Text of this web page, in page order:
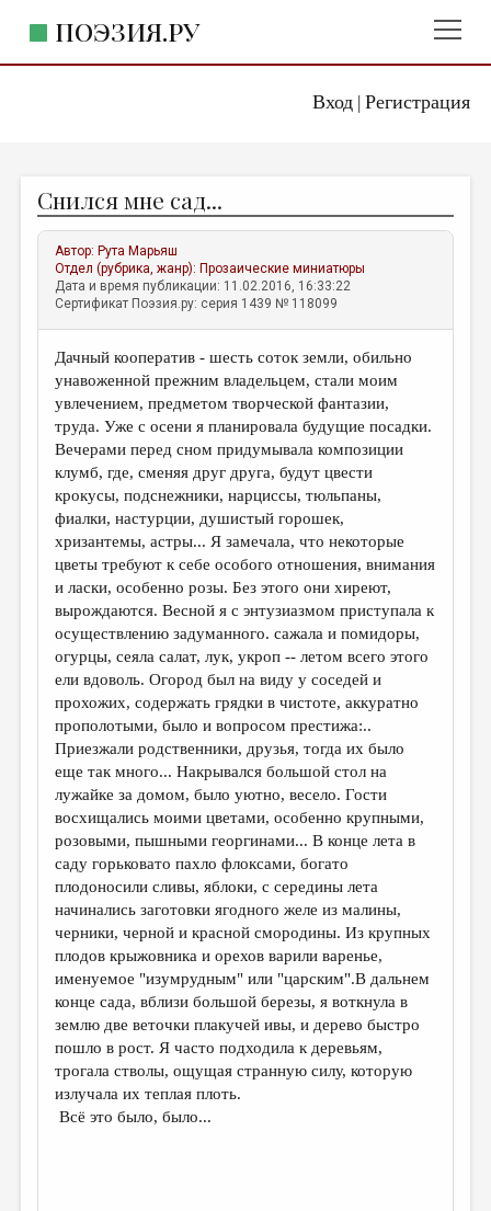
Вход| Регистрация
ПОЭЗИЯ.РУ
ЖАНРЫ
АВТОРЫ
КОММЕНТАРИИ
ЛИТСАЛОН
НОВОСТИ
ПРАВИЛА САЙТА
ОТДЕЛЫ И РУБРИКИ
ИЗБРАННОЕ
ДАЙДЖЕСТ
ПРОИЗВЕДЕНИЯ
ПЕРЕВОДЫ
КОНКУРСЫ
ДЕТСКАЯ КОМНАТА
КНИЖНАЯ ПОЛКА
ОБЗОР ЛИТЕРАТУРЫ
СТРАНИЦЫ ПАМЯТИ
ОБЪЯВЛЕНИЯ
РЕДКОЛЛЕГИЯ
ОТ РЕДАКЦИИ
МАЛАЯ ПРОЗА
ЭССЕИСТИКА
ЛИТЕРАТУРОВЕДЕНИЕ
КУЛЬТУРОВЕДЕНИЕ
Снился мне сад...
Автор: Рута Марьяш
Отдел (рубрика, жанр): Прозаические миниатюры
Дата и время публикации: 11.02.2016, 16:33:22
Сертификат Поэзия.ру: серия 1439 № 118099
Дачный кооператив - шесть соток земли, обильно
унавоженной прежним владельцем, стали моим
увлечением, предметом творческой фантазии,
труда. Уже с осени я планировала будущие посадки.
Вечерами перед сном придумывала композиции
клумб, где, сменяя друг друга, будут цвести
крокусы, подснежники, нарциссы, тюльпаны,
фиалки, настурции, душистый горошек,
хризантемы, астры... Я замечала, что некоторые
цветы требуют к себе особого отношения, внимания
и ласки, особенно розы. Без этого они хиреют,
вырождаются. Весной я с энтузиазмом приступала к
осуществлению задуманного. сажала и помидоры,
огурцы, сеяла салат, лук, укроп -- летом всего этого
ели вдоволь. Огород был на виду у соседей и
прохожих, содержать грядки в чистоте, аккуратно
прополотыми, было и вопросом престижа:..
Приезжали родственники, друзья, тогда их было
еще так много... Накрывался большой стол на
лужайке за домом, было уютно, весело. Гости
восхищались моими цветами, особенно крупными,
розовыми, пышными георгинами... В конце лета в
саду горьковато пахло флоксами, богато
плодоносили сливы, яблоки, с середины лета
начинались заготовки ягодного желе из малины,
черники, черной и красной смородины. Из крупных
плодов крыжовника и орехов варили варенье,
именуемое "изумрудным" или "царским".В дальнем
конце сада, вблизи большой березы, я воткнула в
землю две веточки плакучей ивы, и дерево быстро
пошло в рост. Я часто подходила к деревьям,
трогала стволы, ощущая странную силу, которую
излучала их теплая плоть.
Всё это было, было...